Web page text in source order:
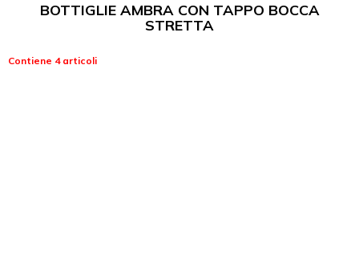
BOTTIGLIE AMBRA CON TAPPO BOCCA
STRETTA
Contiene 4 articoli